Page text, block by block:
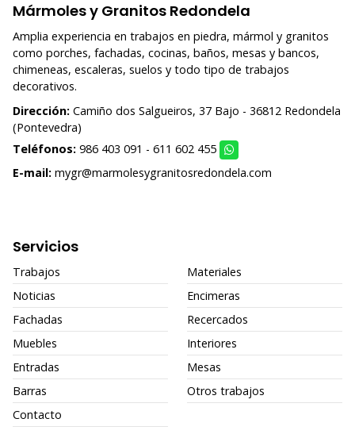
Mármoles y Granitos Redondela
Amplia experiencia en trabajos en piedra, mármol y granitos
como porches, fachadas, cocinas, baños, mesas y bancos,
chimeneas, escaleras, suelos y todo tipo de trabajos
decorativos.
Dirección: Camiño dos Salgueiros, 37 Bajo - 36812 Redondela
(Pontevedra)
Teléfonos: 986 403 091 - 611 602 455
E-mail: mygr@marmolesygranitosredondela.com
Servicios
Trabajos
Materiales
Noticias
Encimeras
Fachadas
Recercados
Muebles
Interiores
Entradas
Mesas
Barras
Otros trabajos
Contacto